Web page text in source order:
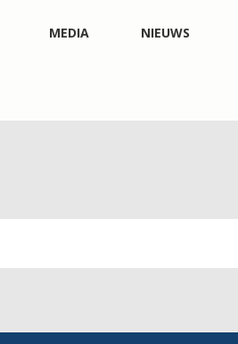
MEDIA NIEUWS